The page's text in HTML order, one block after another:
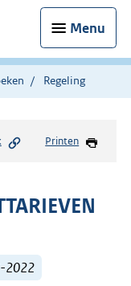
Menu
Regeling
Printen
2022